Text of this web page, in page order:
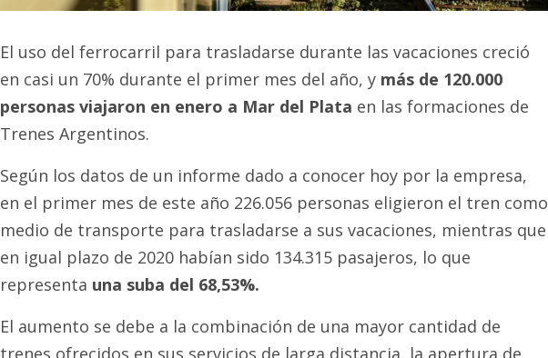
El uso del ferrocarril para trasladarse durante las vacaciones creció
en casi un 70% durante el primer mes del año, y más de 120.000
personas viajaron en enero a Mar del Plata en las formaciones de
Trenes Argentinos.
Según los datos de un informe dado a conocer hoy por la empresa,
en el primer mes de este año 226.056 personas eligieron el tren como
medio de transporte para trasladarse a sus vacaciones, mientras que
en igual plazo de 2020 habían sido 134.315 pasajeros, lo que
representa una suba del 68,53%.
El aumento se debe a la combinación de una mayor cantidad de
trenes ofrecidos en sus servicios de larga distancia, la apertura de